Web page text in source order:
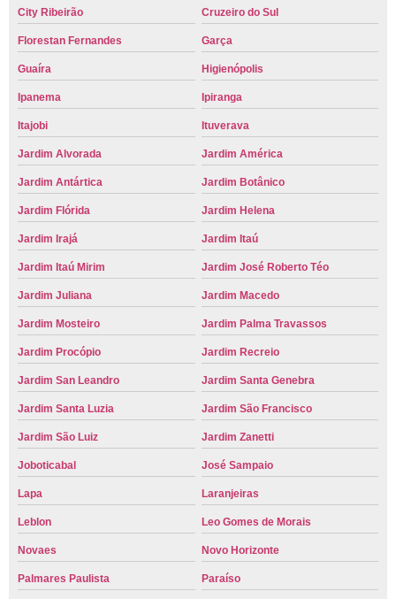
City Ribeirão Cruzeiro do Sul
Florestan Fernandes Garça
Guaíra Higienópolis
Ipanema Ipiranga
Itajobi Ituverava
Jardim Alvorada Jardim América
Jardim Antártica Jardim Botânico
Jardim Flórida Jardim Helena
Jardim Irajá Jardim Itaú
Jardim Itaú Mirim Jardim José Roberto Téo
Jardim Juliana Jardim Macedo
Jardim Mosteiro Jardim Palma Travassos
Jardim Procópio Jardim Recreio
Jardim San Leandro Jardim Santa Genebra
Jardim Santa Luzia Jardim São Francisco
Jardim São Luiz Jardim Zanetti
Joboticabal José Sampaio
Lapa Laranjeiras
Leblon Leo Gomes de Morais
Novaes Novo Horizonte
Palmares Paulista Paraíso